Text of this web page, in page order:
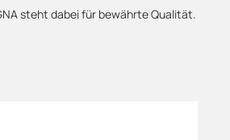
steht dabei für bewährte Qualität.